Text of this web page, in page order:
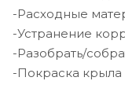
-Расходные
-Устранение
-Разобрать/
-Покраска крыла